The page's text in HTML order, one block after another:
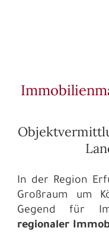
In der Region
Großraum um
Gegend für
regionaler